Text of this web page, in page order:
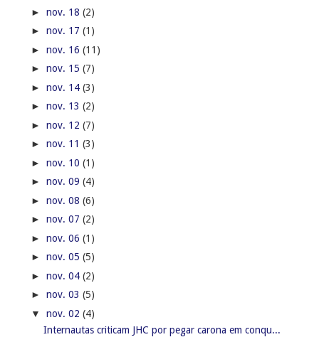
► nov. 18 (2)
► nov. 17 (1)
► nov. 16 (11)
► nov. 15 (7)
► nov. 14 (3)
► nov. 13 (2)
► nov. 12 (7)
► nov. 11 (3)
► nov. 10 (1)
► nov. 09 (4)
► nov. 08 (6)
► nov. 07 (2)
► nov. 06 (1)
► nov. 05 (5)
► nov. 04 (2)
► nov. 03 (5)
▼ nov. 02 (4)
Internautas criticam JHC por pegar carona em conqu...